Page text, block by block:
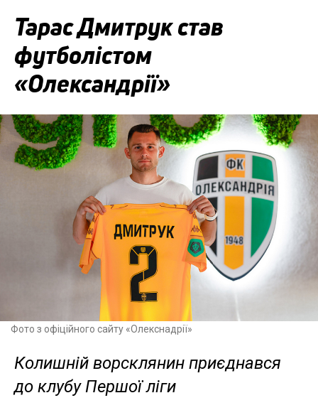
Тарас Дмитрук став
футболістом
«Олександрії»
Фото з офіційного сайту «Олекснадрії»
Колишній ворсклянин приєднався
до клубу Першої ліги